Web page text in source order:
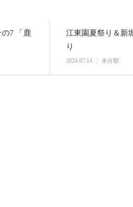
7 「鹿
江東園夏祭り＆新
り
2024.07.14 未分類